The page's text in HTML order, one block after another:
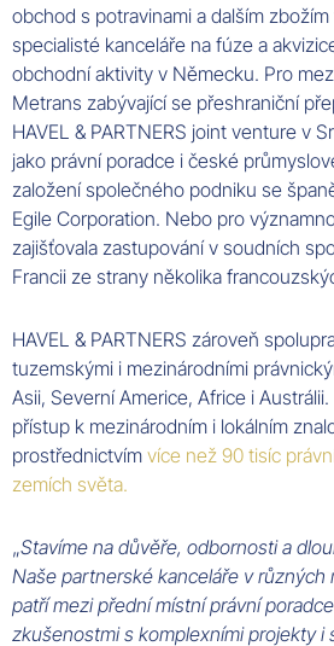
obchod s potravinami a dalším
specialisté kanceláře na fúze a
obchodní aktivity v Německu. Pro
Metrans zabývající se přeshraniční
HAVEL & PARTNERS joint venture v
jako právní poradce i české
založení společného podniku se
Egile Corporation. Nebo pro
zajišťovala zastupování v soudních
Francii ze strany několika
HAVEL & PARTNERS zároveň
tuzemskými i mezinárodními
Asii, Severní Americe, Africe i
přístup k mezinárodním i lokálním
prostřednictvím více než 90 tisíc
zemích světa.
„Stavíme na důvěře, odbornosti a
Naše partnerské kanceláře v
patří mezi přední místní právní
zkušenostmi s komplexními projekty i